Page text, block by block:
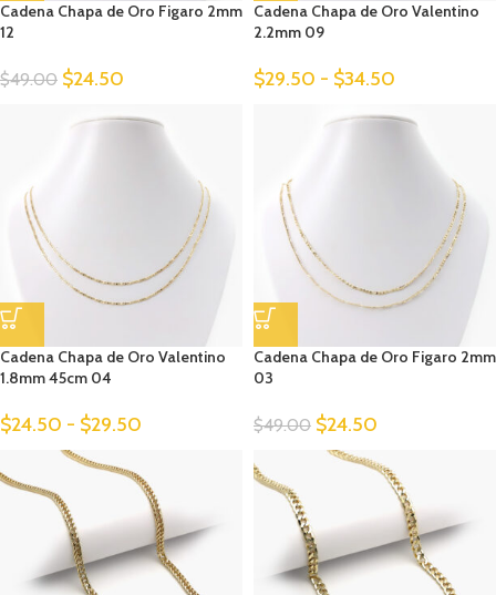
Cadena Chapa de Oro Figaro 2mm
12
$49.00 $24.50
Cadena Chapa de Oro Valentino
2.2mm 09
$29.50 - $34.50
Cadena Chapa de Oro Valentino
1.8mm 45cm 04
$24.50 - $29.50
Cadena Chapa de Oro Figaro 2mm
03
$49.00 $24.50